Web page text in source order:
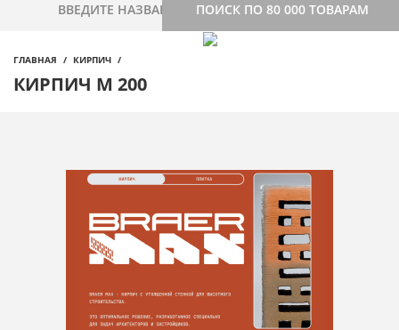
ПОИСК ПО 80 000 ТОВАРАМ
ГЛАВНАЯ КИРПИЧ
КИРПИЧ М 200
Акция
Производитель